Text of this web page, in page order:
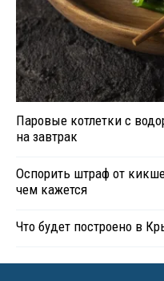
Паровые котлетки с
на завтрак
Оспорить штраф от
чем кажется
Что будет построено в